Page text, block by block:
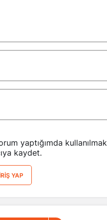
yaptığımda
kaydet.
YAP